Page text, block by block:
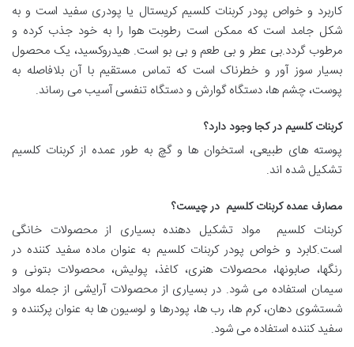
کاربرد و خواص پودر کربنات کلسیم کریستال یا پودری سفید است و به
شکل جامد است که ممکن است رطوبت هوا را به خود جذب کرده و
مرطوب گردد.بی عطر و بی طعم و بی بو است. هیدروکسید، یک محصول
بسیار سوز آور و خطرناک است که تماس مستقیم با آن بلافاصله به
پوست، چشم ها، دستگاه گوارش و دستگاه تنفسی آسیب می رساند.
کربنات کلسیم در کجا وجود دارد؟
پوسته های طبیعی، استخوان ها و گچ به طور عمده از کربنات کلسیم
تشکیل شده اند.
مصارف عمده کربنات کلسیم در چیست؟
کربنات کلسیم مواد تشکیل دهنده بسیاری از محصولات خانگی
است.کابرد و خواص پودر کربنات کلسیم به عنوان ماده سفید کننده در
رنگها، صابونها، محصولات هنری، کاغذ، پولیش، محصولات بتونی و
سیمان استفاده می شود. در بسیاری از محصولات آرایشی از جمله مواد
شستشوی دهان، کرم ها، رب ها، پودرها و لوسیون ها به عنوان پرکننده و
سفید کننده استفاده می شود.